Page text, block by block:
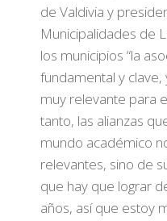
de Valdivia y
Municipalidades de
los municipios “la
fundamental y clave,
muy relevante para
tanto, las alianzas
mundo académico
relevantes, sino de
que hay que lograr
años, así que estoy